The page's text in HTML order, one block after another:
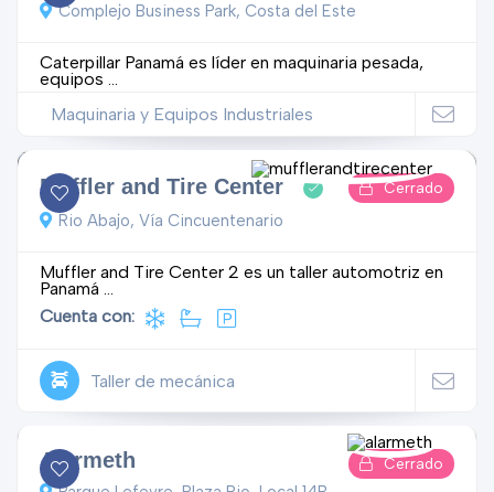
Complejo Business Park, Costa del Este
Caterpillar Panamá es líder en maquinaria pesada,
equipos ...
Maquinaria y Equipos Industriales
Cerrado
Muffler and Tire Center
Rio Abajo, Vía Cincuentenario
Muffler and Tire Center 2 es un taller automotriz en
Panamá ...
Cuenta con:
Taller de mecánica
Cerrado
Alarmeth